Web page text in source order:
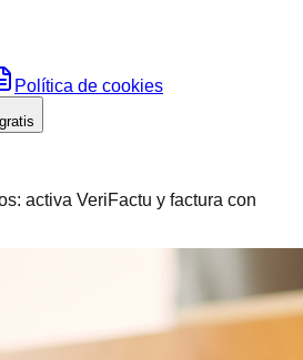
Política de cookies
activa VeriFactu y factura con